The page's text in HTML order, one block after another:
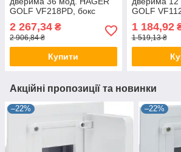
GOLF VF218РD, бокс
для автоматів
2 267,34 ₴
2 906,84 ₴
Купити
GOLF
для
1 184,92
1 519,13 ₴
Акційні пропозиції та новинки
–22% –22%